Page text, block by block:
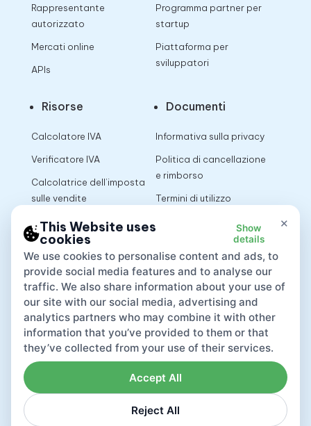
Rappresentante
autorizzato
Mercati online
APIs
Programma partner per
startup
Piattaforma per
sviluppatori
Risorse
Calcolatore IVA
Verificatore IVA
Calcolatrice dell’imposta
sulle vendite
Documenti
Informativa sulla privacy
Politica di cancellazione
e rimborso
Termini di utilizzo
×
This Website uses
cookies
Show
details
We use cookies to personalise content and ads, to
provide social media features and to analyse our
traffic. We also share information about your use of
our site with our social media, advertising and
analytics partners who may combine it with other
information that you’ve provided to them or that
they’ve collected from your use of their services.
Reject All
Accept All